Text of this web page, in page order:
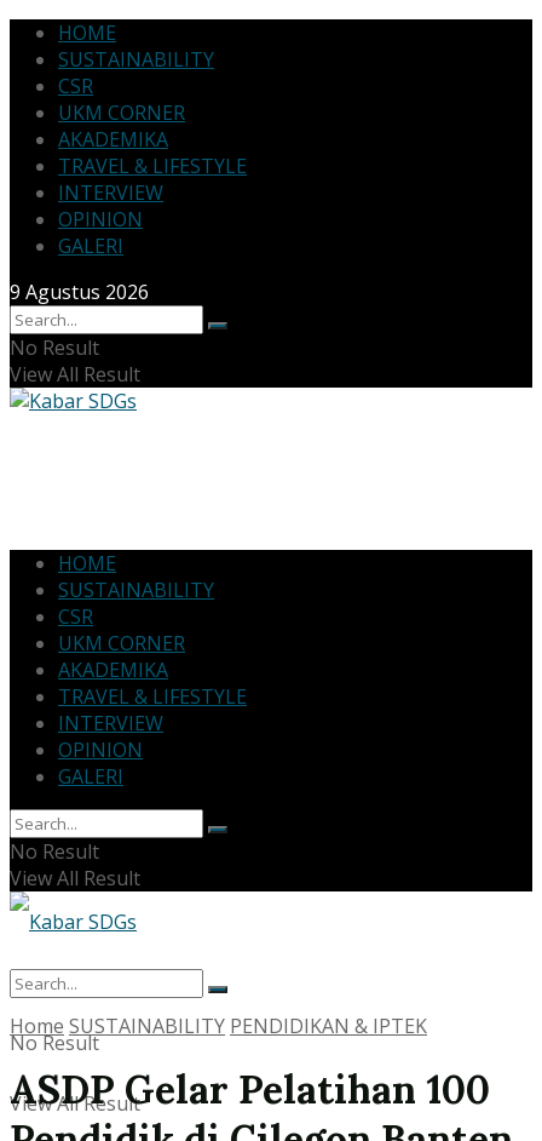
HOME
SUSTAINABILITY
CSR
UKM CORNER
AKADEMIKA
TRAVEL & LIFESTYLE
INTERVIEW
OPINION
GALERI
9 Agustus 2026
No Result
View All Result
HOME
SUSTAINABILITY
CSR
UKM CORNER
AKADEMIKA
TRAVEL & LIFESTYLE
INTERVIEW
OPINION
GALERI
No Result
View All Result
No Result
View All Result
Home SUSTAINABILITY PENDIDIKAN & IPTEK
ASDP Gelar Pelatihan 100